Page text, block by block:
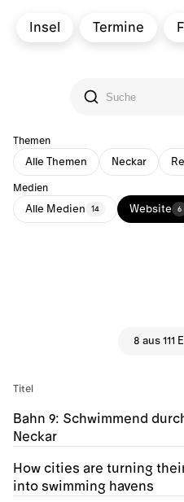
Insel Termine
Themen
Alle Themen Neckar
Medien
Alle Medien 14 Website 6
8 aus 111
Titel
Bahn 9: Schwimmend
Neckar
How cities are turning
into swimming havens